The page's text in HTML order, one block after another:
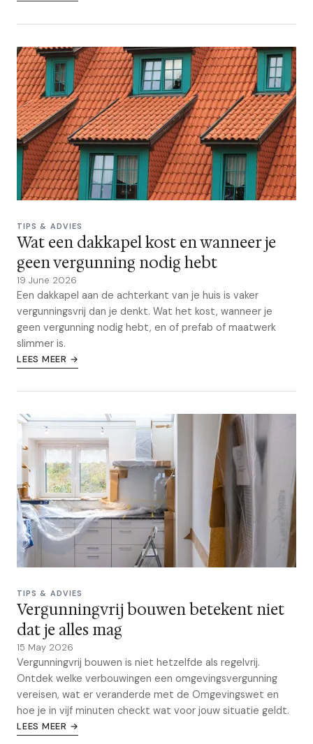
TIPS & ADVIES
Wat een dakkapel kost en wanneer je
geen vergunning nodig hebt
19 June 2026
Een dakkapel aan de achterkant van je huis is vaker
vergunningsvrij dan je denkt. Wat het kost, wanneer je
geen vergunning nodig hebt, en of prefab of maatwerk
slimmer is.
LEES MEER →
TIPS & ADVIES
Vergunningvrij bouwen betekent niet
dat je alles mag
15 May 2026
Vergunningvrij bouwen is niet hetzelfde als regelvrij.
Ontdek welke verbouwingen een omgevingsvergunning
vereisen, wat er veranderde met de Omgevingswet en
hoe je in vijf minuten checkt wat voor jouw situatie geldt.
LEES MEER →